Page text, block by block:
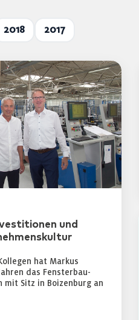
2018 2017
und
hat Markus
das Fensterbau-
mit Sitz in Boizenburg an